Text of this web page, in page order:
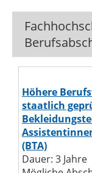
Höhere
staatlich
(BTA)
Dauer: 3 Jahre